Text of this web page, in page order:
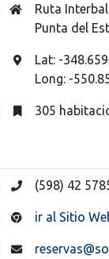
Ruta
Punta del
Lat: -
Long: -
305
(598) 42
ir al Sitio